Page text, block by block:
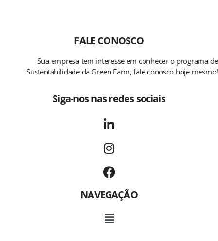
FALE CONOSCO
Sua empresa tem interesse em conhecer o programa de
Sustentabilidade da Green Farm, fale conosco hoje mesmo!
Siga-nos nas redes sociais
NAVEGAÇÃO